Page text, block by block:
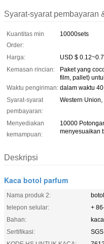
Syarat-syarat pembayaran
Kuantitas min
Order:
10000sets
Harga:
USD $
Kemasan rincian:
Paket yang
film, pallet)
Waktu pengiriman: dalam waktu
Syarat-syarat
pembayaran:
Western
Menyediakan
kemampuan:
10000
menyesuaikan
Deskripsi
Kaca botol parfum
Nama produk 2:
telepon selular:
+
Bahan:
Sertifikasi: